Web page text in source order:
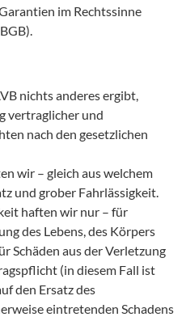
im Rechtssinne
nichts anderes ergibt,
vertraglicher und
nach den gesetzlichen
wir – gleich aus welchem
und grober Fahrlässigkeit.
haften wir nur – für
des Lebens, des Körpers
Schäden aus der Verletzung
(in diesem Fall ist
den Ersatz des
eintretenden Schadens